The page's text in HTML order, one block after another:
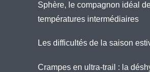
Sphère, le compagnon idéal
températures intermédiaires
Les difficultés de la saison
Crampes en ultra-trail : la